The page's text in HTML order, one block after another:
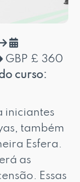
GBP £ 360
curso:
iniciantes
também
Esfera.
as
Essas